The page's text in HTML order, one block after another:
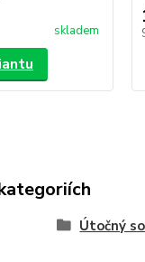
skladem
Útočný